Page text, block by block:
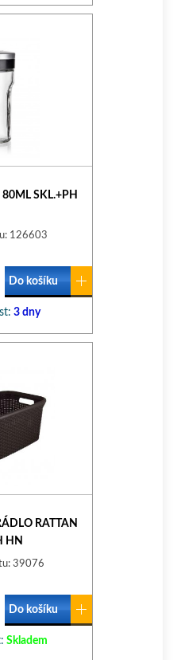
SKL.+PH
126603
Do košíku
3 dny
RATTAN
HN
39076
Do košíku
Skladem